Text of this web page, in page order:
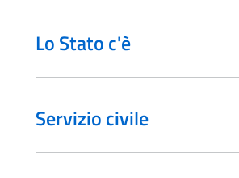
Lo Stato c'è
Servizio civile